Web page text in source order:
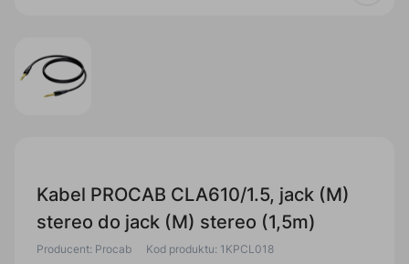
Kabel PROCAB CLA610/1.5, jack (M)
stereo do jack (M) stereo (1,5m)
Producent: Procab Kod produktu: 1KPCL018